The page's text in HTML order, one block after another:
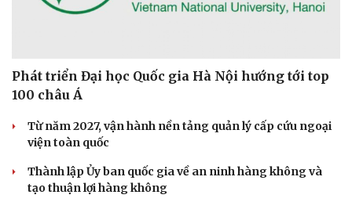
Phát triển Đại học Quốc gia Hà Nội hướng tới top
100 châu Á
Từ năm 2027, vận hành nền tảng quản lý cấp cứu ngoại
viện toàn quốc
Thành lập Ủy ban quốc gia về an ninh hàng không và
tạo thuận lợi hàng không